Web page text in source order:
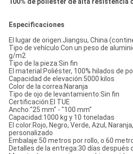
100% de poliéster de alta resistencia
Especificaciones
El lugar de origen:Jiangsu, China
Tipo de vehículo:Con un peso de
g/m2
Tipo de la pieza:Sin fin
El material:Poliéster, 100% hilados de
Capacidad de elevación:5000 kilos
Color de la correa:Naranja
Tipo de ojo de levantamiento:Sin fin
Certificación:El TUE
Ancho:"25 mm" - "100 mm"
Capacidad:1000 kg y 10 toneladas
El color:Rojo, Negro, Verde, Azul,
personalizado
Embalaje:50 metros por rollo, o 60
Detalles de la entrega:30 días después